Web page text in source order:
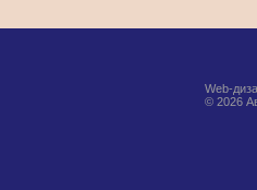
Web-
© 2026